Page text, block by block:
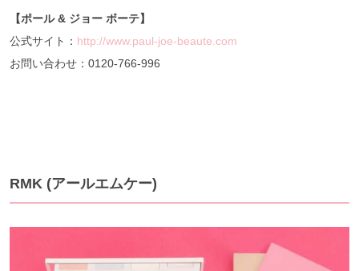
【ポール& ジョー ボーテ】
公式サイト： http://www.paul-joe-beaute.com
お問い合わせ：0120-766-996
RMK (アールエムケー)